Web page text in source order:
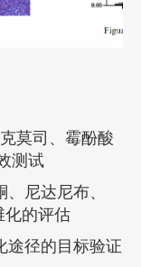
莫司、霉酚酸
测试
尼达尼布、
化的评估
途径的目标验证